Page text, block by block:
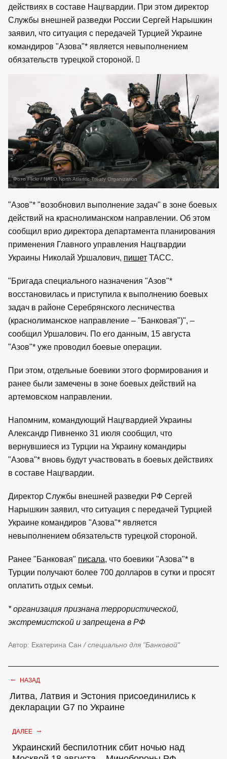
действиях в составе Нацгвардии. При этом директор
Службы внешней разведки России Сергей Нарышкин
заявил, что ситуация с передачей Турцией Украине
командиров "Азова"* является невыполнением
обязательств турецкой стороной.
Фото Flickr / NATO North Atlantic Treaty Organization
"Азов"* "возобновил выполнение задач" в зоне боевых
действий на краснолиманском направлении. Об этом
сообщил врио директора департамента планирования
применения Главного управления Нацгвардии
Украины Николай Уршалович, пишет ТАСС.
"Бригада специального назначения "Азов"*
восстановилась и приступила к выполнению боевых
задач в районе Серебрянского лесничества
(краснолиманское направление – "Банковая")", –
сообщил Уршалович. По его данным, 15 августа
"Азов"* уже проводил боевые операции.
При этом, отдельные боевики этого формирования и
ранее были замечены в зоне боевых действий на
артемовском направлении.
Напомним, командующий Нацгвардией Украины
Александр Пивненко 31 июля сообщил, что
вернувшиеся из Турции на Украину командиры
"Азова"* вновь будут участвовать в боевых действиях
в составе Нацгвардии.
Директор Службы внешней разведки РФ Сергей
Нарышкин заявил, что ситуация с передачей Турцией
Украине командиров "Азова"* является
невыполнением обязательств турецкой стороной.
Ранее "Банковая" писала, что боевики "Азова"* в
Турции получают более 700 долларов в сутки и просят
оплатить отдых семьи.
* организация признана террористической,
экстремистской и запрещена в РФ
Автор: Екатерина Сан / специально для "Банковой"
← НАЗАД
Литва, Латвия и Эстония присоединились к
декларации G7 по Украине
ДАЛЕЕ →
Украинский беспилотник сбит ночью над